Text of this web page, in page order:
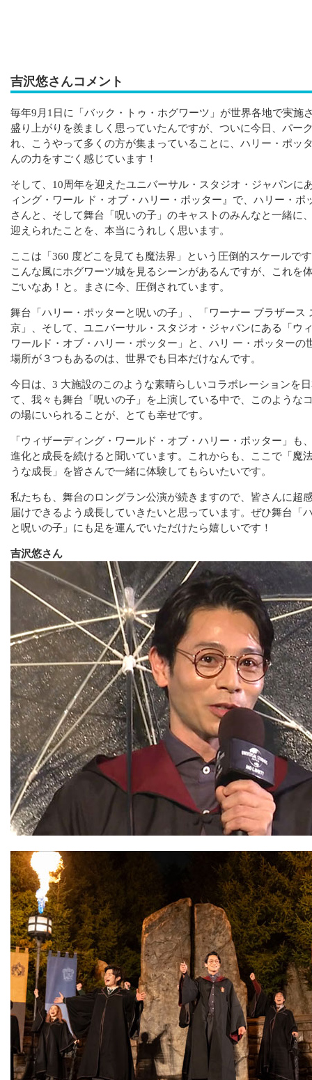
吉沢悠さんコメント
毎年9月1日に「バック・トゥ・ホグワーツ」が世界各地で実施
盛り上がりを羨ましく思っていたんですが、ついに今日、パー
れ、こうやって多くの方が集まっていることに、ハリー・ポッ
んの力をすごく感じています！
そして、10周年を迎えたユニバーサル・スタジオ・ジャパンに
ィング・ワール ド・オブ・ハリー・ポッター』で、ハリー・ポ
さんと、そして舞台「呪いの子」のキャストのみんなと一緒に
迎えられたことを、本当にうれしく思います。
ここは「360 度どこを見ても魔法界」という圧倒的スケールで
こんな風にホグワーツ城を見るシーンがあるんですが、これを
ごいなあ！と。まさに今、圧倒されています。
舞台「ハリー・ポッターと呪いの子」、「ワーナー ブラザース
京」、そして、ユニバーサル・スタジオ・ジャパンにある「ウ
ワールド・オブ・ハリー・ポッター」と、ハリ ー・ポッターの
場所が３つもあるのは、世界でも日本だけなんです。
今日は、3 大施設のこのような素晴らしいコラボレーションを
て、我々も舞台「呪いの子」を上演している中で、このような
の場にいられることが、とても幸せです。
「ウィザーディング・ワールド・オブ・ハリー・ポッター」も
進化と成長を続けると聞いています。これからも、ここで「魔
うな成長」を皆さんで一緒に体験してもらいたいです。
私たちも、舞台のロングラン公演が続きますので、皆さんに超
届けできるよう成長していきたいと思っています。ぜひ舞台「
と呪いの子」にも足を運んでいただけたら嬉しいです！
吉沢悠さん